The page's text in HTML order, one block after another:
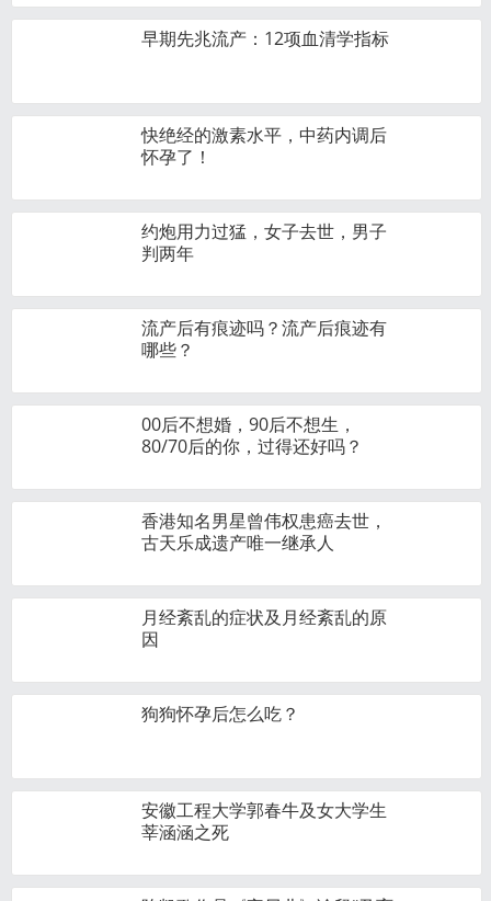
早期先兆流产：12项血清学指标
快绝经的激素水平，中药内调后
怀孕了！
约炮用力过猛，女子去世，男子
判两年
流产后有痕迹吗？流产后痕迹有
哪些？
00后不想婚，90后不想生，
80/70后的你，过得还好吗？
香港知名男星曾伟权患癌去世，
古天乐成遗产唯一继承人
月经紊乱的症状及月经紊乱的原
因
狗狗怀孕后怎么吃？
安徽工程大学郭春牛及女大学生
莘涵涵之死